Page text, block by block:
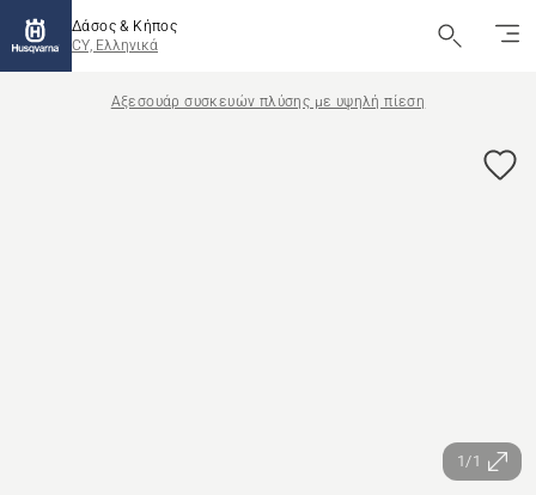
Δάσος & Κήπος
CY, Ελληνικά
Αξεσουάρ συσκευών πλύσης με υψηλή πίεση
1/1